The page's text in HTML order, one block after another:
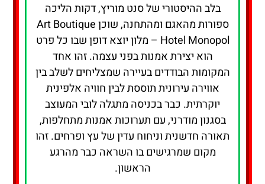
בלב ההיסטורי של סנט מוריץ, דקות הליכה
ספורות מהאגם ומהתחנה, שוכן Art Boutique
Hotel Monopol – מלון יוצא דופן שבו כל פרט
הוא יצירת אמנות בפני עצמה. זהו אחד
המקומות הבודדים בעיירה שמצליחים לשלב בין
אווירה עירונית תוססת לבין חוויה אלפינית
יוקרתית. כבר בכניסה מתגלה לובי המעוצב
בסגנון מודרני, עם תערוכות אמנות מתחלפות,
תאורה חדשנית וניחוח עדין של עץ ופרחים. זהו
מקום שמרגישים בו השראה כבר מהרגע
הראשון.